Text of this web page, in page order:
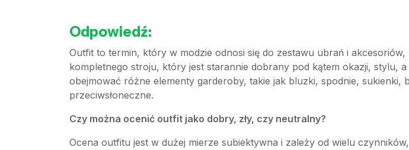
Odpowiedź:
Outfit to termin, który w modzie odnosi się do zestawu ubrań i
kompletnego stroju, który jest starannie dobrany pod kątem okazji, stylu,
obejmować różne elementy garderoby, takie jak bluzki, spodnie,
przeciwsłoneczne.
Czy można ocenić outfit jako dobry, zły, czy neutralny?
Ocena outfitu jest w dużej mierze subiektywna i zależy od wielu